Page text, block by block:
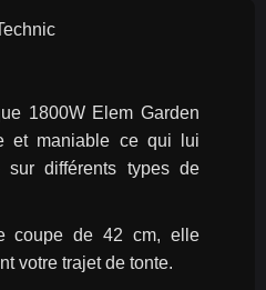
1800W Elem Garden
et maniable ce qui lui
sur différents types de
coupe de 42 cm, elle
votre trajet de tonte.